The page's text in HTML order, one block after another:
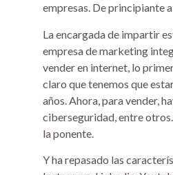
empresas. De principiante
La encargada de impartir
empresa de marketing
vender en internet, lo
claro que tenemos que
años. Ahora, para vender,
ciberseguridad, entre otros.
la ponente.
Y ha repasado las